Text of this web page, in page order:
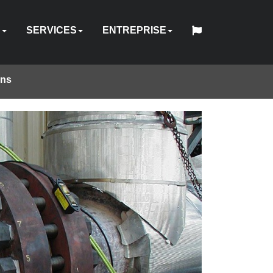
ACCESSOIRES
POMPES
SERVICES
RÉPARATION
ÉTALONNAGE
LOCATION
D’ÉQUIPEMENT
-
FR
CONCEPTION
SUR
MESURE
LOGICIEL
REPRISE
D’OUTILS
HY-
CARE
FORMATION
ENTREPRISE
QUI
SOMMES-
NOUS
INDUSTRIES
QUALITÉ
HYTORC
SITESWEBINAIRE
CARRIÈRES
CONTACT
English